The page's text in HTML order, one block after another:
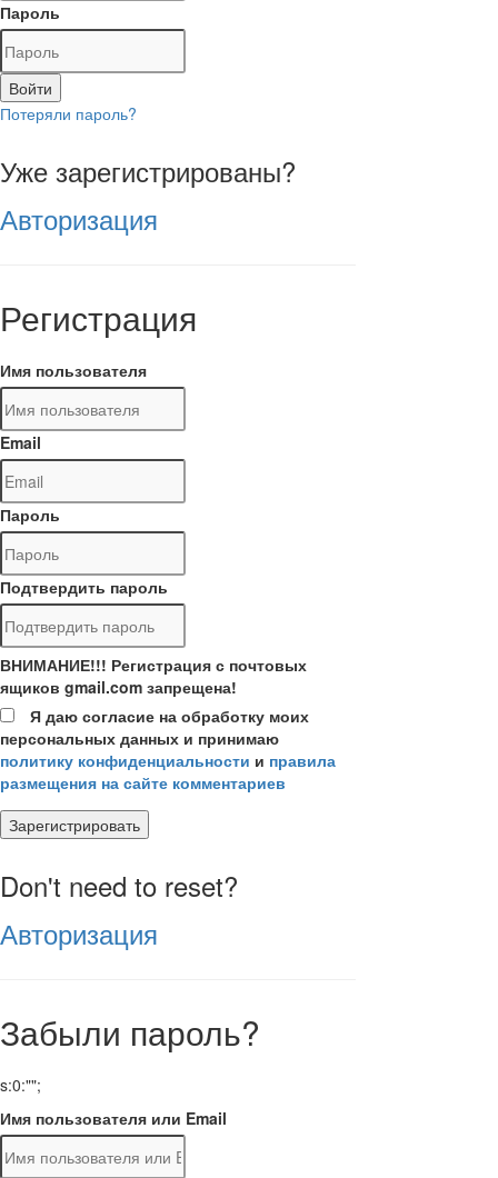
Пароль
Войти
Потеряли пароль?
Уже зарегистрированы?
Авторизация
Регистрация
Имя пользователя
Email
Пароль
Подтвердить пароль
ВНИМАНИЕ!!! Регистрация с почтовых
ящиков gmail.com запрещена!
Я даю согласие на обработку моих
персональных данных и принимаю
политику конфиденциальности и правила
размещения на сайте комментариев
Зарегистрировать
Don't need to reset?
Авторизация
Забыли пароль?
s:0:"";
Имя пользователя или Email